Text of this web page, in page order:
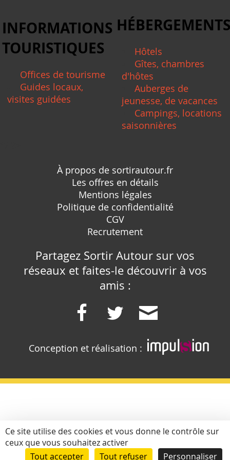
Hôtels
Gîtes, chambres
d'hôtes
Auberges de
jeunesse, de vacances
Campings, locations
saisonnières
INFORMATIONS
TOURISTIQUES
Offices de tourisme
Guides locaux,
visites guidées
À propos de sortirautour.fr
Les offres en détails
Mentions légales
Politique de confidentialité
CGV
Recrutement
Partagez Sortir Autour sur vos
réseaux et faites-le découvrir à vos
amis :
Conception et réalisation :
Ce site utilise des cookies et vous donne le contrôle sur
ceux que vous souhaitez activer
Tout accepter
Tout refuser Personnaliser